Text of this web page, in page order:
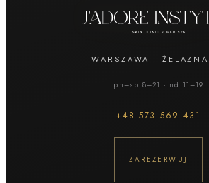
WARSZAWA ·
pn–sb 8–21 · nd 11–19
+48573 569 431
ZAREZERWUJ